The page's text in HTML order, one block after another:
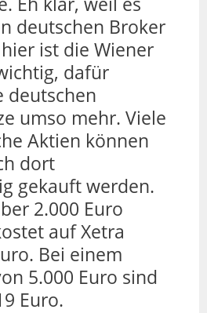
deutschen Broker
ist die Wiener
dafür
deutschen
umso mehr. Viele
Aktien können
dort
gekauft werden.
2.000 Euro
auf Xetra
Bei einem
5.000 Euro sind
Euro.